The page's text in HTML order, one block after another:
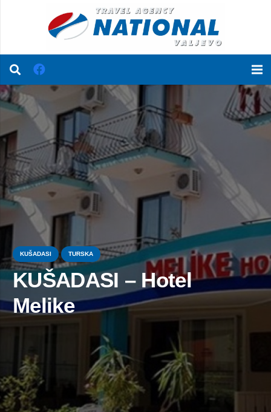
KUŠADASI TURSKA
KUŠADASI – Hotel
Melike